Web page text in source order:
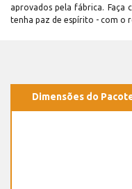
aprovados pela fábrica. Faça
tenha paz de espírito - com o
Dimensões do